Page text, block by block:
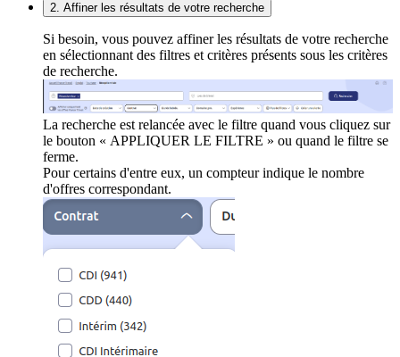
2. Affiner les résultats de votre recherche
Si besoin, vous pouvez affiner les résultats de votre recherche
en sélectionnant des filtres et critères présents sous les critères
de recherche.
La recherche est relancée avec le filtre quand vous cliquez sur
le bouton « APPLIQUER LE FILTRE » ou quand le filtre se
ferme.
Pour certains d'entre eux, un compteur indique le nombre
d'offres correspondant.